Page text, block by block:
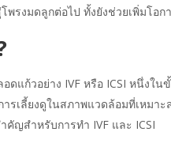
รงมดลูกต่อไป ทั้งยังช่วยเพิ่มโอ
ดแก้วอย่าง IVF หรือ ICSI หนึ่
รเลี้ยงดูในสภาพแวดล้อมที่เหม
คัญสำหรับการทำ IVF และ ICSI